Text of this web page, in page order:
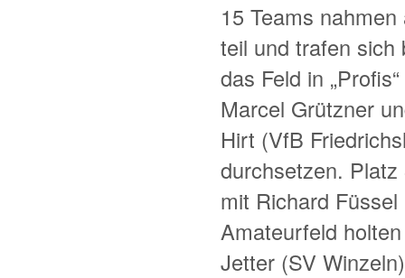
15 Teams
teil und trafen sich
das Feld in
Marcel Grützner
Hirt (VfB
durchsetzen.
mit Richard
Amateurfeld
Jetter (SV